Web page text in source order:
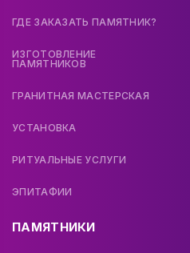
ГДЕ ЗАКАЗАТЬ ПАМЯТНИК?
ИЗГОТОВЛЕНИЕ
ПАМЯТНИКОВ
ГРАНИТНАЯ МАСТЕРСКАЯ
УСТАНОВКА
РИТУАЛЬНЫЕ УСЛУГИ
ЭПИТАФИИ
ПАМЯТНИКИ